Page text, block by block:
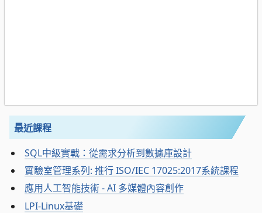
最近課程
SQL中級實戰：從需求分析到數據庫設計
實驗室管理系列: 推行 ISO/IEC 17025:2017系統課程
應用人工智能技術 - AI 多媒體內容創作
LPI-Linux基礎